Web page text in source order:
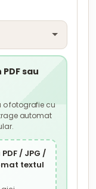
sau
fotografie cu
automat
/ JPG /
textul